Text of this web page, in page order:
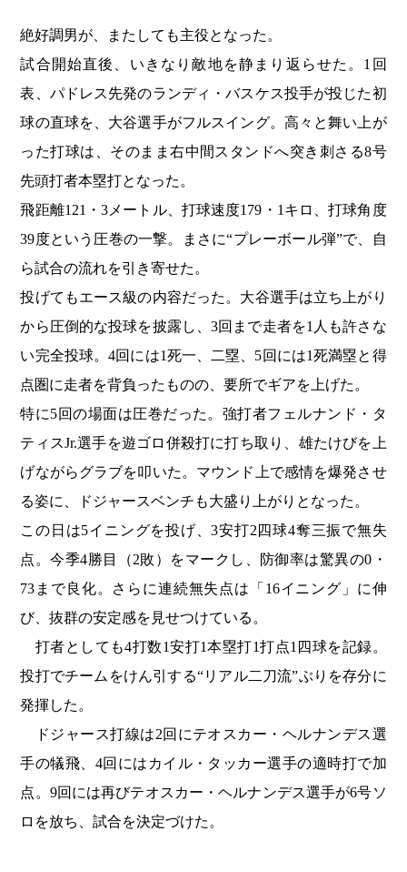
絶好調男が、またしても主役となった。
試合開始直後、いきなり敵地を静まり返らせた。1回
表、パドレス先発のランディ・バスケス投手が投じた初
球の直球を、大谷選手がフルスイング。高々と舞い上が
った打球は、そのまま右中間スタンドへ突き刺さる8号
先頭打者本塁打となった。
飛距離121・3メートル、打球速度179・1キロ、打球角度
39度という圧巻の一撃。まさに“プレーボール弾”で、自
ら試合の流れを引き寄せた。
投げてもエース級の内容だった。大谷選手は立ち上がり
から圧倒的な投球を披露し、3回まで走者を1人も許さな
い完全投球。4回には1死一、二塁、5回には1死満塁と得
点圏に走者を背負ったものの、要所でギアを上げた。
特に5回の場面は圧巻だった。強打者フェルナンド・タ
ティスJr.選手を遊ゴロ併殺打に打ち取り、雄たけびを上
げながらグラブを叩いた。マウンド上で感情を爆発させ
る姿に、ドジャースベンチも大盛り上がりとなった。
この日は5イニングを投げ、3安打2四球4奪三振で無失
点。今季4勝目（2敗）をマークし、防御率は驚異の0・
73まで良化。さらに連続無失点は「16イニング」に伸
び、抜群の安定感を見せつけている。
打者としても4打数1安打1本塁打1打点1四球を記録。
投打でチームをけん引する“リアル二刀流”ぶりを存分に
発揮した。
ドジャース打線は2回にテオスカー・ヘルナンデス選
手の犠飛、4回にはカイル・タッカー選手の適時打で加
点。9回には再びテオスカー・ヘルナンデス選手が6号ソ
ロを放ち、試合を決定づけた。